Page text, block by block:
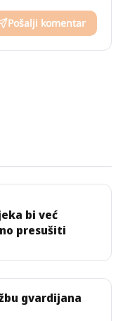
Pošalji komentar
bi već
presušiti
gvardijana